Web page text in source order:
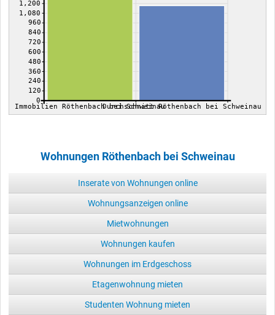
0
120
240
360
480
600
720
840
960
1,080
1,200
Immobilien Röthenbach bei SchweinauDurchschnitt Röthenbach bei Schweinau
Wohnungen Röthenbach bei Schweinau
Inserate von Wohnungen online
Wohnungsanzeigen online
Mietwohnungen
Wohnungen kaufen
Wohnungen im Erdgeschoss
Etagenwohnung mieten
Studenten Wohnung mieten